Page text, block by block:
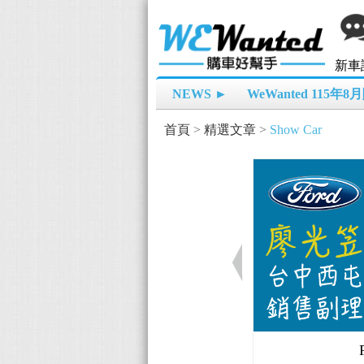
新車
NEWS ► WeWanted 115年8
首頁 > 精選文章 > Show Car